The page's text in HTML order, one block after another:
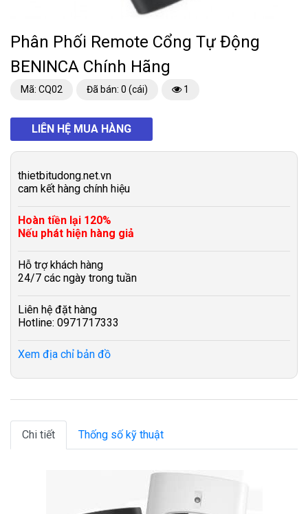
Phân Phối Remote Cổng Tự Động
BENINCA Chính Hãng
Mã: CQ02 Đã bán: 0 (cái) 1
LIÊN HỆ MUA HÀNG
thietbitudong.net.vn
cam kết hàng chính hiệu
Hoàn tiền lại 120%
Nếu phát hiện hàng giả
Hỗ trợ khách hàng
24/7 các ngày trong tuần
Liên hệ đặt hàng
Hotline: 0971717333
Xem địa chỉ bản đồ
Chi tiết Thống số kỹ thuật